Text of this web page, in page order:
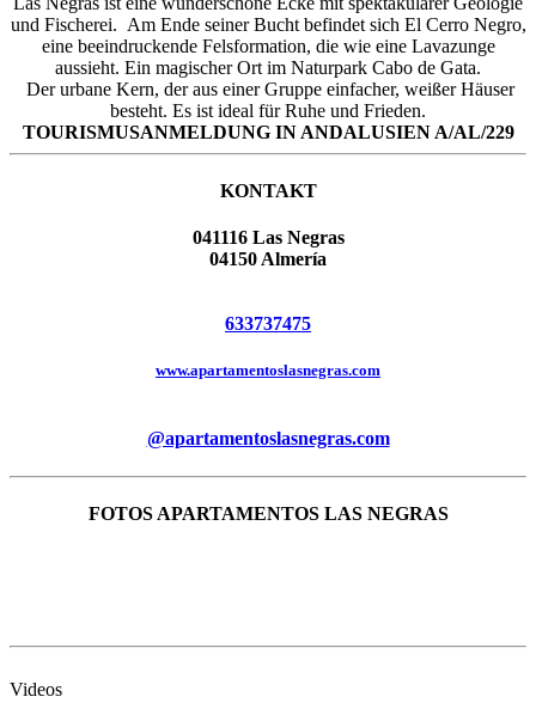
und Fischerei. Am Ende seiner Bucht befindet sich El Cerro Negro,
eine beeindruckende Felsformation, die wie eine Lavazunge
aussieht. Ein magischer Ort im Naturpark Cabo de Gata.
Der urbane Kern, der aus einer Gruppe einfacher, weißer Häuser
besteht. Es ist ideal für Ruhe und Frieden.
TOURISMUSANMELDUNG IN ANDALUSIEN A/AL/229
KONTAKT
041116 Las Negras
04150 Almería
633737475
www.apartamentoslasnegras.com
@apartamentoslasnegras.com
FOTOS APARTAMENTOS LAS NEGRAS
Videos